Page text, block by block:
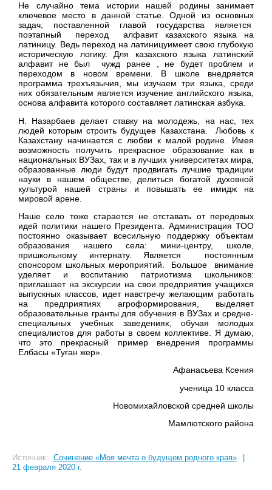
Не случайно тема истории нашей родины занимает
ключевое место в данной статье. Одной из основных
задач, поставленной главой государства является
поэтапный переход алфавит казахского языка на
латиницу. Ведь переход на латиницуимеет свою глубокую
историческую логику. Для казахского языка латинский
алфавит не был чужд ранее , не будет проблем и
переходом в новом времени. В школе внедряется
программа трехъязычия, мы изучаем три языка, среди
них обязательным является изучение английского языка,
основа алфавита которого составляет латинская азбука.
Н. Назарбаев делает ставку на молодежь, на нас, тех
людей которым строить будущее Казахстана. Любовь к
Казахстану начинается с любви к малой родине. Имея
возможность получить прекрасное образование как в
национальных ВУЗах, так и в лучших университетах мира,
образованные люди будут продвигать лучшие традиции
науки в нашем обществе, делиться богатой духовной
культурой нашей страны и повышать ее имидж на
мировой арене.
Наше село тоже старается не отставать от передовых
идей политики нашего Президента. Администрация ТОО
постоянно оказывает всесильную поддержку объектам
образования нашего села: мини-центру, школе,
пришкольному интернату. Является постоянным
спонсором школьных мероприятий. Большое внимание
уделяет и воспитанию патриотизма школьников:
приглашает на экскурсии на свои предприятия учащихся
выпускных классов, идет навстречу желающим работать
на предприятиях агроформирования, выделяет
образовательные гранты для обучения в ВУЗах и средне-
специальных учебных заведениях, обучая молодых
специалистов для работы в своем коллективе. Я думаю,
что это прекрасный пример внедрения программы
Елбасы «Туған жер».
Афанасьева Ксения
ученица 10 класса
Новомихайловской средней школы
Мамлютского района
Источник: Сочинение «Моя мечта о будущем родного края»
21 февраля 2020 г.